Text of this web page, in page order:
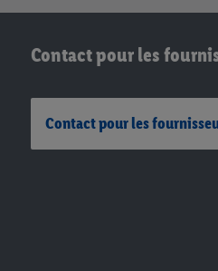
Contact pour les
Contact pour les